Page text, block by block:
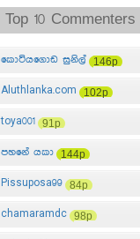
Top 10 Commenters
කොටියගොඩ සුනිල් 146p
Aluthlanka.com 102p
toya001 91p
පහනේ යකා 144p
Pissuposa99 84p
chamaramdc 98p